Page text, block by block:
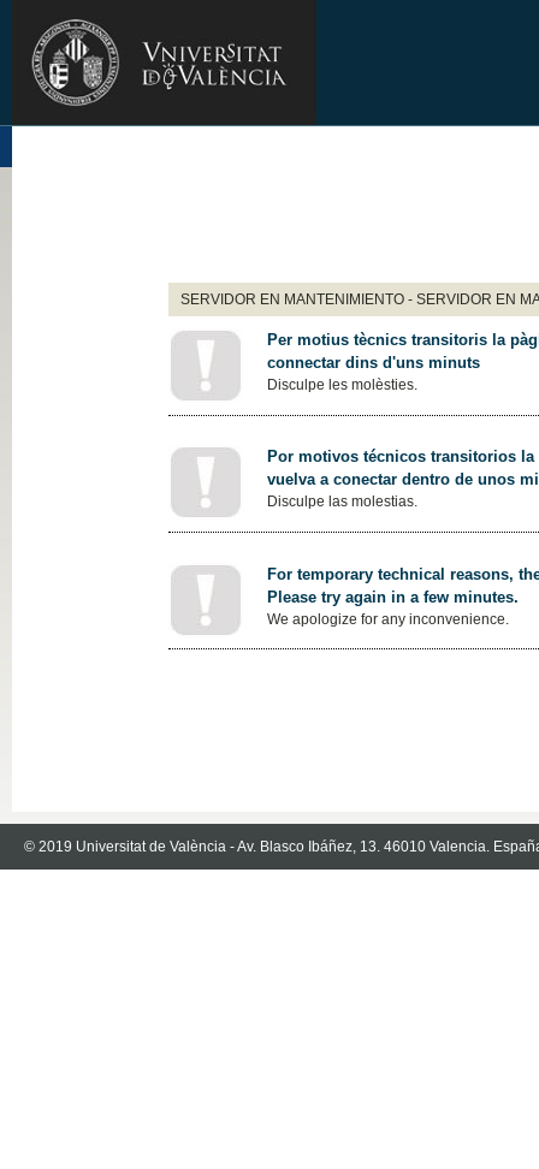
SERVIDOR EN MANTENIMIENTO - SERVIDOR EN
Per motius tècnics transitoris la
connectar dins d'uns minuts
Disculpe les molèsties.
Por motivos técnicos transitorios
vuelva a conectar dentro de unos
Disculpe las molestias.
For temporary technical reasons,
Please try again in a few minutes.
We apologize for any inconvenience.
© 2019 Universitat de València - Av. Blasco Ibáñez, 13. 46010 Valencia.